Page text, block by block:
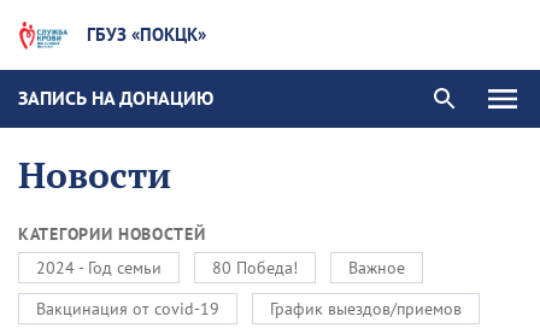
ГБУЗ «ПОКЦК»
ЗАПИСЬ НА ДОНАЦИЮ
Новости
КАТЕГОРИИ НОВОСТЕЙ
2024 - Год семьи
80 Победа!
Важное
Вакцинация от covid-19
График выездов/приемов